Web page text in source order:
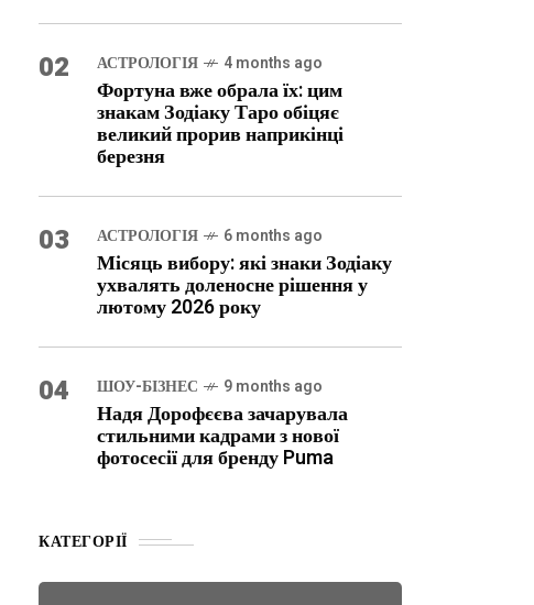
02 АСТРОЛОГІЯ 4 months ago
Фортуна вже обрала їх: цим
знакам Зодіаку Таро обіцяє
великий прорив наприкінці
березня
03 АСТРОЛОГІЯ 6 months ago
Місяць вибору: які знаки Зодіаку
ухвалять доленосне рішення у
лютому 2026 року
04 ШОУ-БІЗНЕС 9 months ago
Надя Дорофєєва зачарувала
стильними кадрами з нової
фотосесії для бренду Puma
КАТЕГОРІЇ